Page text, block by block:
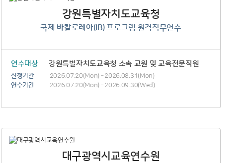
강원특별자치도교육청
국제 바칼로레아(IB) 프로그램 원격직무연수
연수대상 강원특별자치도교육청 소속 교원 및 교육전문직원
신청기간
2026.07.20(Mon) – 2026.08.31(Mon)
연수기간
2026.07.20(Mon) – 2026.09.30(Wed)
대구광역시교육연수원